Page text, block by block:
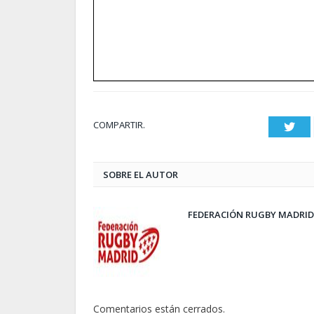
COMPARTIR.
SOBRE EL AUTOR
FEDERACIÓN RUGBY MADRID
Comentarios están cerrados.